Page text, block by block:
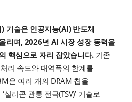
기술은 인공지능(AI) 반도체
리며, 2026년 AI 시장 성장 동력을
핵심으로 자리 잡았습니다. 기존
리 속도와 대역폭의 한계를
은 여러 개의 DRAM 칩을
실리콘 관통 전극(TSV)’ 기술로